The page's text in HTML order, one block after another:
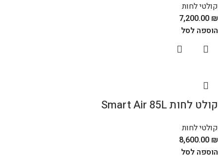
קולטי לחות
7,200.00 ₪
הוספה לסל
קולט לחות Smart Air 85L
קולטי לחות
8,600.00 ₪
הוספה לסל